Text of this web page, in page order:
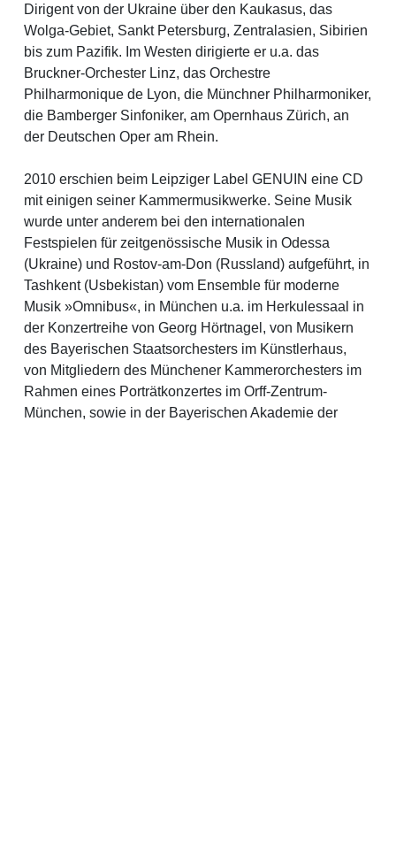
Dirigent von der Ukraine über den Kaukasus, das
Wolga-Gebiet, Sankt Petersburg, Zentralasien, Sibirien
bis zum Pazifik. Im Westen dirigierte er u.a. das
Bruckner-Orchester Linz, das Orchestre
Philharmonique de Lyon, die Münchner Philharmoniker,
die Bamberger Sinfoniker, am Opernhaus Zürich, an
der Deutschen Oper am Rhein.
2010 erschien beim Leipziger Label GENUIN eine CD
mit einigen seiner Kammermusikwerke. Seine Musik
wurde unter anderem bei den internationalen
Festspielen für zeitgenössische Musik in Odessa
(Ukraine) und Rostov-am-Don (Russland) aufgeführt, in
Tashkent (Usbekistan) vom Ensemble für moderne
Musik »Omnibus«, in München u.a. im Herkulessaal in
der Konzertreihe von Georg Hörtnagel, von Musikern
des Bayerischen Staatsorchesters im Künstlerhaus,
von Mitgliedern des Münchener Kammerorchesters im
Rahmen eines Porträtkonzertes im Orff-Zentrum-
München, sowie in der Bayerischen Akademie der